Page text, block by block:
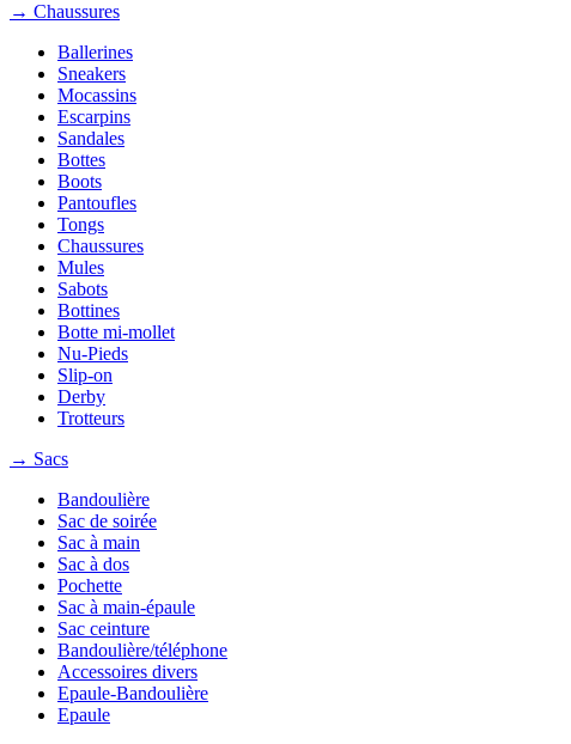
→ Chaussures
Ballerines
Sneakers
Mocassins
Escarpins
Sandales
Bottes
Boots
Pantoufles
Tongs
Chaussures
Mules
Sabots
Bottines
Botte mi-mollet
Nu-Pieds
Slip-on
Derby
Trotteurs
→ Sacs
Bandoulière
Sac de soirée
Sac à main
Sac à dos
Pochette
Sac à main-épaule
Sac ceinture
Bandoulière/téléphone
Accessoires divers
Epaule-Bandoulière
Epaule